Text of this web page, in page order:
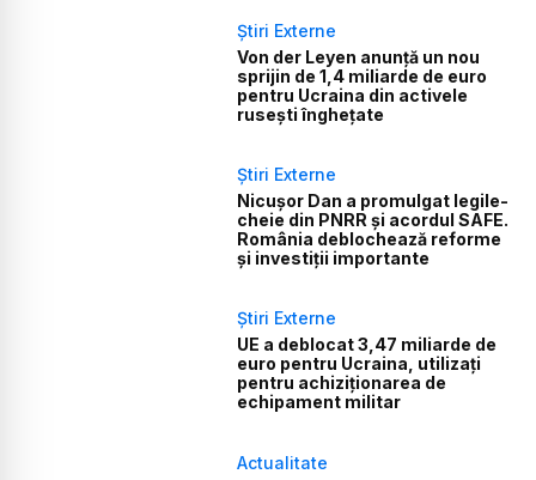
Știri Externe
Von der Leyen anunță un nou
sprijin de 1,4 miliarde de euro
pentru Ucraina din activele
rusești înghețate
Știri Externe
Nicușor Dan a promulgat legile-
cheie din PNRR și acordul SAFE.
România deblochează reforme
și investiții importante
Știri Externe
UE a deblocat 3,47 miliarde de
euro pentru Ucraina, utilizați
pentru achiziționarea de
echipament militar
Actualitate